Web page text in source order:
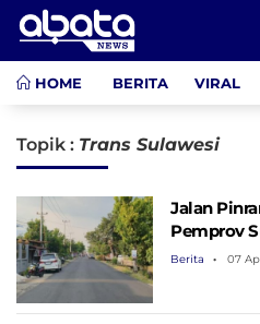
HOME BERITA VIRAL
Topik : Trans Sulawesi
Jalan
Pemprov
Berita 07